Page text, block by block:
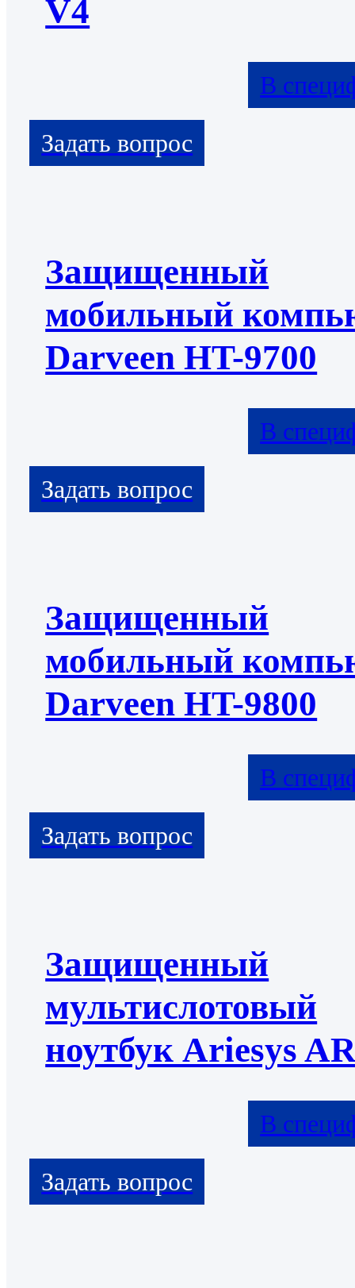
V4
В
Защищенный
мобильный
Darveen HT-9700
В
Защищенный
мобильный
Darveen HT-9800
В
Защищенный
мультислотовый
ноутбук Ariesys
В